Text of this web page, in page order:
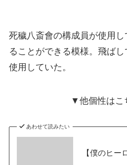
死穢八斎會の構成員が使用
ることができる模様。飛ば
使用していた。
▼他個性はこ
あわせて読みたい
【僕のヒー